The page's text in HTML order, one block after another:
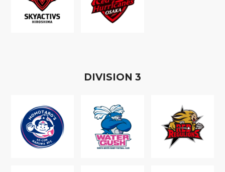
DIVISION 3